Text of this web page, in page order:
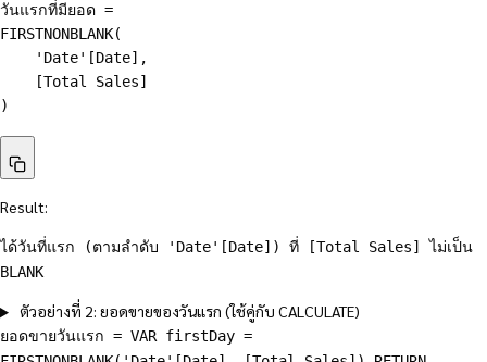
วันแรกที่มียอด =
FIRSTNONBLANK(
    'Date'[Date],
    [Total Sales]
)
Result:
ได้วันที่แรก (ตามลำดับ 'Date'[Date]) ที่ [Total Sales] ไม่เป็น
BLANK
ตัวอย่างที่ 2: ยอดขายของวันแรก (ใช้คู่กับ CALCULATE)
ยอดขายวันแรก = VAR firstDay =